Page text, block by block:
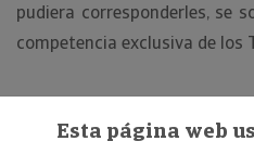
pudiera corresponderles, se
competencia exclusiva de los
Esta página web